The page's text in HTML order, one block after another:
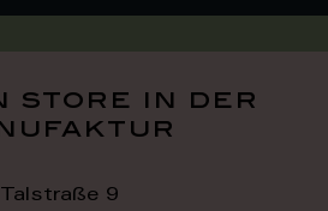
store in der
Talstraße 9